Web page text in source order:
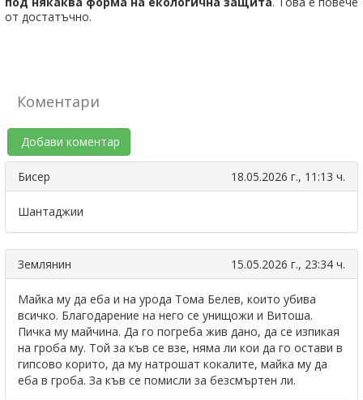
от достатъчно.
Коментари
Добави коментар
Бисер 18.05.2026 г., 11:13 ч.
Шантаджии
Землянин 15.05.2026 г., 23:34 ч.
Майка му да еба и на урода Тома Белев, които убива
всичко. Благодарение на него се унищожи и Витоша.
Пичка му майчина. Да го погреба жив дано, да се изпикая
на гроба му. Той за къв се взе, няма ли кои да го остави в
гипсово корито, да му натрошат кокалите, майка му да
еба в гроба. За къв се помисли за безсмъртен ли.